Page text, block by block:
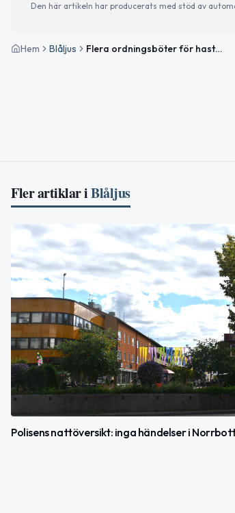
Den här artikeln har producerats med stöd av
Hem Blåljus Flera ordningsböter för hastighetsöverträdelser i Norrbotten
Fler artiklar iBlåljus
Polisens nattöversikt: inga händelser i